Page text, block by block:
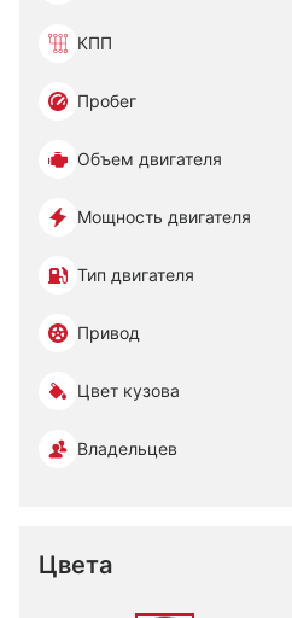
КПП
Пробег
Объем двигателя
Мощность двигателя
Тип двигателя
Привод
Цвет кузова
Владельцев
Цвета